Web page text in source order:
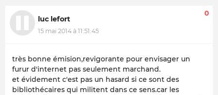
luc lefort
15 mai 2014 à 11:51:45
0
très bonne émision,revigorante pour envisager un
furur d'internet pas seulement marchand.
et évidement c'est pas un hasard si ce sont des
bibliothécaires qui militent dans ce sens.car les